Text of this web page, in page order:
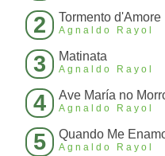
2 Tormento d'Amore
Agnaldo Rayol
3 Matinata
Agnaldo Rayol
4 Ave María no
Agnaldo Rayol
5 Quando Me
Agnaldo Rayol